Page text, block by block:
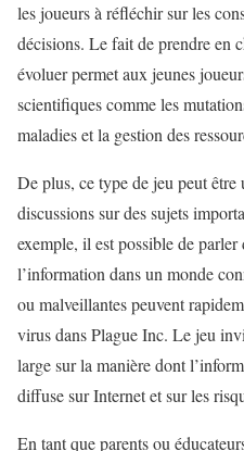
les joueurs à réfléchir sur les
décisions. Le fait de prendre en
évoluer permet aux jeunes
scientifiques comme les
maladies et la gestion des
De plus, ce type de jeu peut
discussions sur des sujets
exemple, il est possible de
l’information dans un monde
ou malveillantes peuvent
virus dans Plague Inc. Le jeu
large sur la manière dont
diffuse sur Internet et sur les
En tant que parents ou